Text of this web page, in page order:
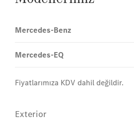
Mercedes-Benz
Mercedes-EQ
Fiyatlarımıza KDV dahil değildir.
Exterior